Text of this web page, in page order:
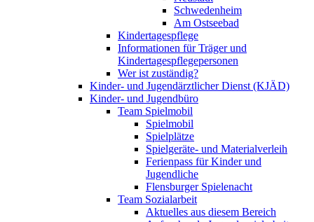
Schwedenheim
Am Ostseebad
Kindertagespflege
Informationen für Träger und
Kindertagespflegepersonen
Wer ist zuständig?
Kinder- und Jugendärztlicher Dienst (KJÄD)
Kinder- und Jugendbüro
Team Spielmobil
Spielmobil
Spielplätze
Spielgeräte- und Materialverleih
Ferienpass für Kinder und
Jugendliche
Flensburger Spielenacht
Team Sozialarbeit
Aktuelles aus diesem Bereich